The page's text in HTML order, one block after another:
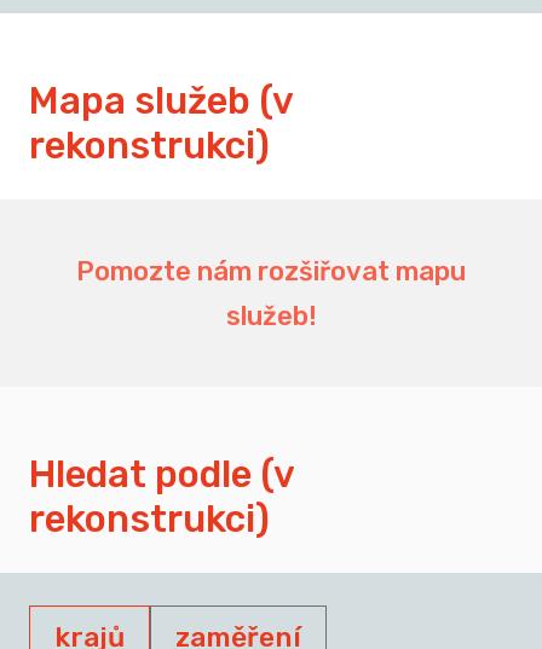
Mapa služeb (v
rekonstrukci)
Pomozte nám rozšiřovat mapu
služeb!
Hledat podle (v
rekonstrukci)
krajů zaměření